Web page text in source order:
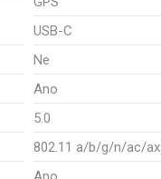
USB-C
Ne
Ano
5.0
802.11 a/b/g/n/ac/ax